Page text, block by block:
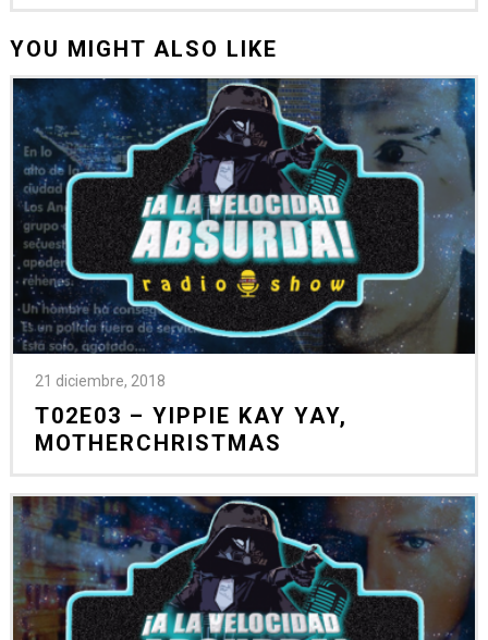
YOU MIGHT ALSO LIKE
21 diciembre, 2018
T02E03 – YIPPIE KAY YAY,
MOTHERCHRISTMAS